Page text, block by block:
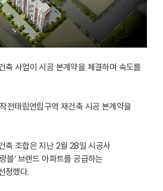
축 사업이 시공 본계약을 체결하며 속도를
전태림연립구역 재건축 시공 본계약을
축 조합은 지난 2월 28일 시공사
블’ 브랜드 아파트를 공급하는
정했다.